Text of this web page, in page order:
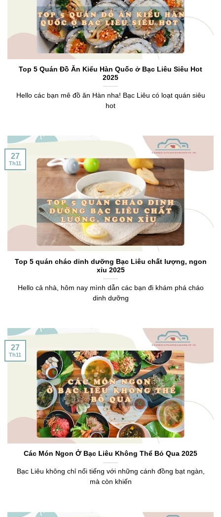
Top 5 Quán Đồ Ăn Kiểu Hàn Quốc ở Bạc Liêu Siêu Hot
2025
Hello các bạn mê đồ ăn Hàn nha! Bạc Liêu có loạt quán siêu
hot
Top 5 quán cháo dinh dưỡng Bạc Liêu chất lượng, ngon
xỉu 2025
Hello cả nhà, hôm nay mình dẫn các bạn đi khám phá cháo
dinh dưỡng
27
Th11
Các Món Ngon Ở Bạc Liêu Không Thể Bỏ Qua 2025
Bạc Liêu không chỉ nổi tiếng với những cánh đồng bạt ngàn,
mà còn khiến
27
Th11